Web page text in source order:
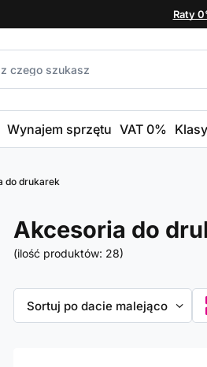
Raty
Wynajem sprzętu VAT 0%
do drukarek
Akcesoria do
(ilość produktów: 28)
Zmień sortowanie
Sortuj po dacie malejąco